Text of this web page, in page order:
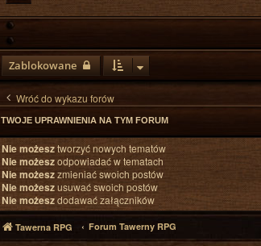
Zablokowane
Wróć do wykazu forów
TWOJE UPRAWNIENIA NA TYM FORUM
Nie możesztworzyć nowych tematów
Nie możeszodpowiadać w tematach
Nie możeszzmieniać swoich postów
Nie możeszusuwać swoich postów
Nie możeszdodawać załączników
Tawerna RPG Forum Tawerny RPG